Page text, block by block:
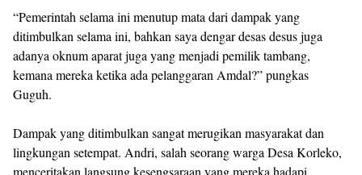
“Pemerintah selama ini menutup mata dari dampak yang
ditimbulkan selama ini, bahkan saya dengar desas desus juga
adanya oknum aparat juga yang menjadi pemilik tambang,
kemana mereka ketika ada pelanggaran Amdal?” pungkas
Guguh.
Dampak yang ditimbulkan sangat merugikan masyarakat dan
lingkungan setempat. Andri, salah seorang warga Desa Korleko,
menceritakan langsung kesengsaraan yang mereka hadapi.